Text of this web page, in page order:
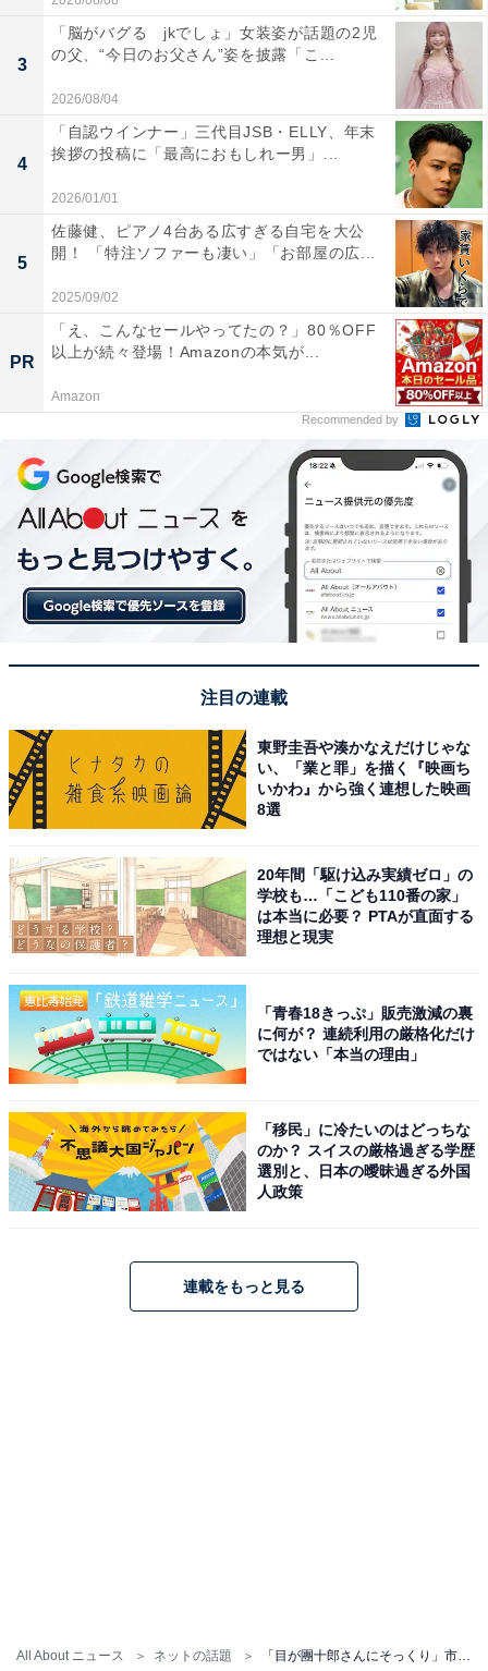
All About ニュース ネットの話題
3
「脳がバグる jkでしょ」女装姿が話題の2児
の父、“今日のお父さん”姿を披露「こ...
2026/08/04
4
「自認ウインナー」三代目JSB・ELLY、年末
挨拶の投稿に「最高におもしれー男」...
2026/01/01
5
佐藤健、ピアノ4台ある広すぎる自宅を大公
開！ 「特注ソファーも凄い」「お部屋の広...
2025/09/02
PR
「え、こんなセールやってたの？」80％OFF
以上が続々登場！Amazonの本気が...
Amazon
Recommended by
注目の連載
東野圭吾や湊かなえだけじゃな
い、「業と罪」を描く『映画ち
いかわ』から強く連想した映画
8選
20年間「駆け込み実績ゼロ」の
学校も…「こども110番の家」
は本当に必要？ PTAが直面する
理想と現実
「青春18きっぷ」販売激減の裏
に何が？ 連続利用の厳格化だけ
ではない「本当の理由」
「移民」に冷たいのはどっちな
のか？ スイスの厳格過ぎる学歴
選別と、日本の曖昧過ぎる外国
人政策
連載をもっと見る